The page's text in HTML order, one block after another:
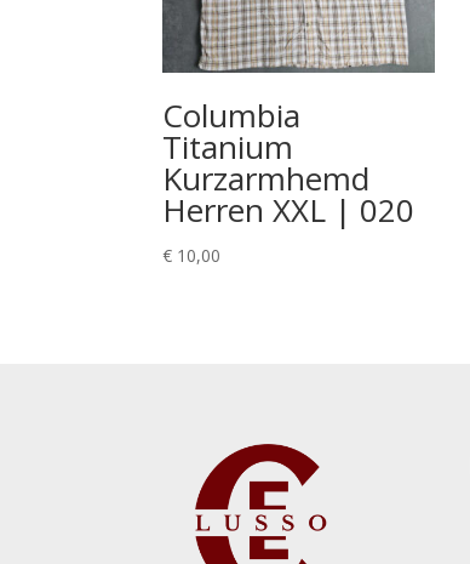
Columbia
Titanium
Kurzarmhemd
Herren XXL | 020
€ 10,00